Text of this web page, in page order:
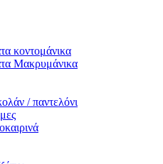
κοντομάνικα
Μακρυμάνικα
/ παντελόνι